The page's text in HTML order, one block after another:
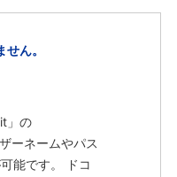
ん。
」の
ーネームやパス
能です。 ドコ